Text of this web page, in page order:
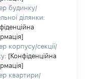
будинку/
ділянки:
корпусу/секції/
[Конфіденційна
квартири/